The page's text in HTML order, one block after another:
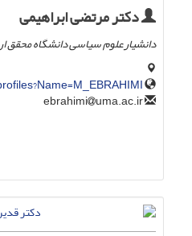
دکتر مرتضی ابراهیمی
دانشیارعلوم سیاسی دانشگاه محقق
uma.ac.ir